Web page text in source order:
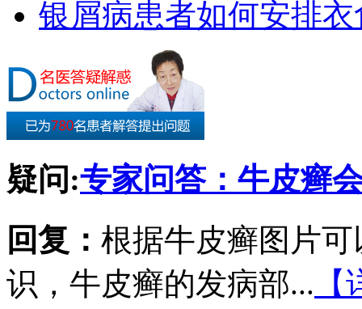
银屑病患者如何安排
疑问:专家问答：牛皮癣
回复： 根据牛皮癣图片
识，牛皮癣的发病部...